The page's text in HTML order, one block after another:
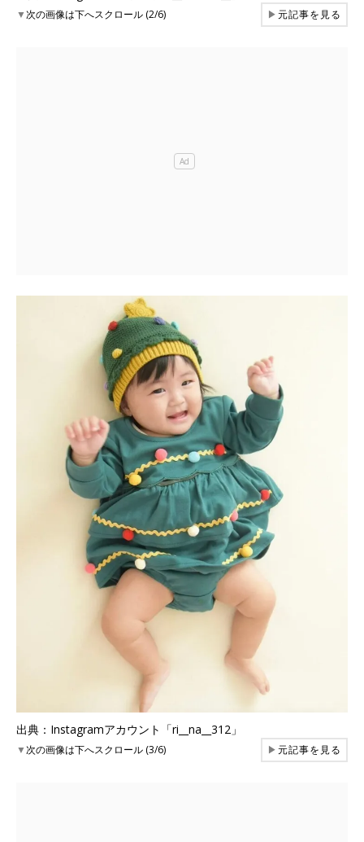
▼次の画像は下へスクロール (2/6) ▶元記事を見る
出典：Instagramアカウント「ri__na__312」
▼次の画像は下へスクロール (3/6) ▶元記事を見る